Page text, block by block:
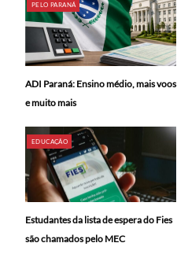
PELO PARANÁ
ADI Paraná: Ensino médio, mais voos
e muito mais
EDUCAÇÃO
Estudantes da lista de espera do Fies
são chamados pelo MEC